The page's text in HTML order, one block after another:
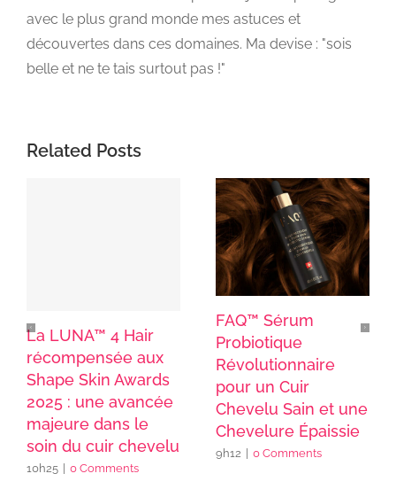
avec le plus grand monde mes astuces et
découvertes dans ces domaines. Ma devise : "sois
belle et ne te tais surtout pas !"
Related Posts
La LUNA™ 4 Hair
récompensée aux
Shape Skin Awards
2025 : une avancée
majeure dans le
soin du cuir chevelu
10h25 0 Comments
FAQ™ Sérum
Probiotique
Révolutionnaire
pour un Cuir
Chevelu Sain et une
Chevelure Épaissie
9h12 0 Comments